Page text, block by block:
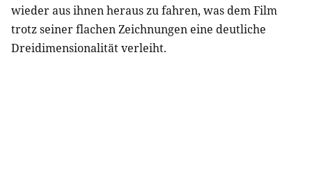
wieder aus ihnen heraus zu fahren, was dem Film
trotz seiner flachen Zeichnungen eine deutliche
Dreidimensionalität verleiht.